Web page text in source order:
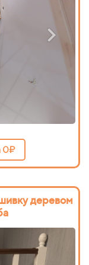
0₽
деревом